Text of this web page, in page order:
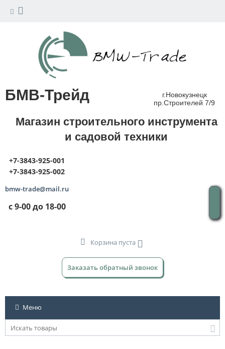
БМВ-Трейд
г.Новокузнецк
пр.Строителей 7/9
Магазин строительного инструмента
и садовой техники
+7-3843-925-001
+7-3843-925-002
bmw-trade@mail.ru
с 9-00 до 18-00
Корзина пуста
Заказать обратный звонок
Меню